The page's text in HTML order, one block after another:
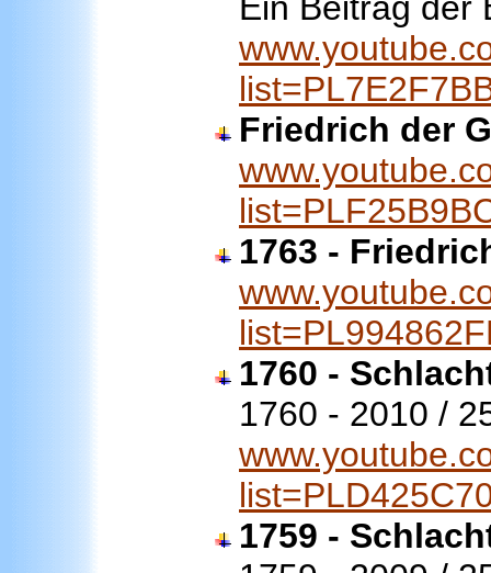
Friedrich der
1763 -
1760 -
1760 - 2010 /
1759 -